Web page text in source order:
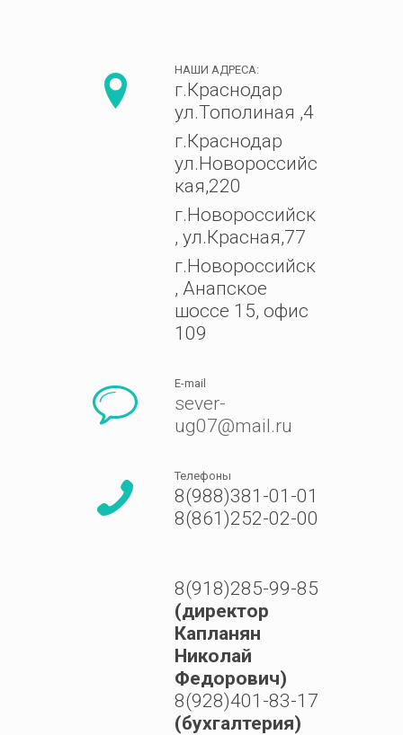
НАШИ АДРЕСА:
г.Краснодар
ул.Тополиная ,4
г.Краснодар
ул.Новороссийс
кая,220
г.Новороссийск
, ул.Красная,77
г.Новороссийск
, Анапское
шоссе 15, офис
109
E-mail
sever-
ug07@mail.ru
Телефоны
8(988)381-01-01
8(861)252-02-00
8(918)285-99-85
(директор
Капланян
Николай
Федорович)
8(928)401-83-17
(бухгалтерия)